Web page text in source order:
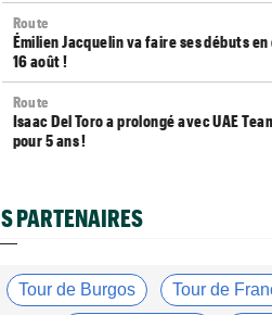
Route
Émilien Jacquelin va faire ses débuts
16 août !
Route
Isaac Del Toro a prolongé avec UAE
pour 5 ans !
monnaie courante"
Le Mercato vélo est ouvert... toutes les
et rumeurs
PARTENAIRES
Tour de Burgos Tour de